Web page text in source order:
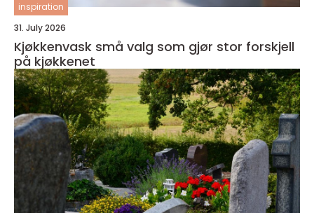
inspiration
31. July 2026
Kjøkkenvask små valg som gjør stor forskjell
på kjøkkenet